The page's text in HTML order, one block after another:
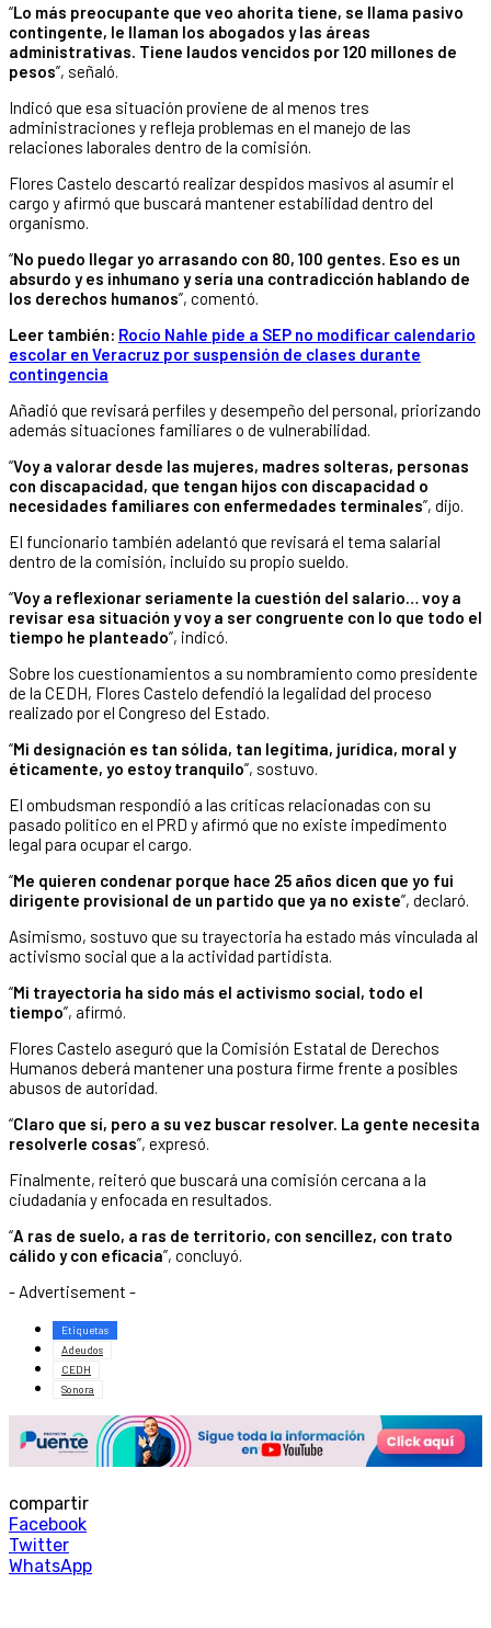
“Lo más preocupante que veo ahorita tiene, se llama pasivo
contingente, le llaman los abogados y las áreas
administrativas. Tiene laudos vencidos por 120 millones de
pesos”, señaló.
Indicó que esa situación proviene de al menos tres
administraciones y refleja problemas en el manejo de las
relaciones laborales dentro de la comisión.
Flores Castelo descartó realizar despidos masivos al asumir el
cargo y afirmó que buscará mantener estabilidad dentro del
organismo.
“No puedo llegar yo arrasando con 80, 100 gentes. Eso es un
absurdo y es inhumano y sería una contradicción hablando de
los derechos humanos”, comentó.
Leer también: Rocío Nahle pide a SEP no modificar calendario
escolar en Veracruz por suspensión de clases durante
contingencia
Añadió que revisará perfiles y desempeño del personal, priorizando
además situaciones familiares o de vulnerabilidad.
“Voy a valorar desde las mujeres, madres solteras, personas
con discapacidad, que tengan hijos con discapacidad o
necesidades familiares con enfermedades terminales”, dijo.
El funcionario también adelantó que revisará el tema salarial
dentro de la comisión, incluido su propio sueldo.
“Voy a reflexionar seriamente la cuestión del salario… voy a
revisar esa situación y voy a ser congruente con lo que todo el
tiempo he planteado”, indicó.
Sobre los cuestionamientos a su nombramiento como presidente
de la CEDH, Flores Castelo defendió la legalidad del proceso
realizado por el Congreso del Estado.
“Mi designación es tan sólida, tan legítima, jurídica, moral y
éticamente, yo estoy tranquilo”, sostuvo.
El ombudsman respondió a las críticas relacionadas con su
pasado político en el PRD y afirmó que no existe impedimento
legal para ocupar el cargo.
“Me quieren condenar porque hace 25 años dicen que yo fui
dirigente provisional de un partido que ya no existe”, declaró.
Asimismo, sostuvo que su trayectoria ha estado más vinculada al
activismo social que a la actividad partidista.
“Mi trayectoria ha sido más el activismo social, todo el
tiempo”, afirmó.
Flores Castelo aseguró que la Comisión Estatal de Derechos
Humanos deberá mantener una postura firme frente a posibles
abusos de autoridad.
“Claro que sí, pero a su vez buscar resolver. La gente necesita
resolverle cosas”, expresó.
Finalmente, reiteró que buscará una comisión cercana a la
ciudadanía y enfocada en resultados.
“A ras de suelo, a ras de territorio, con sencillez, con trato
cálido y con eficacia”, concluyó.
- Advertisement -
Etiquetas
Adeudos
CEDH
Sonora
compartir
Facebook
Twitter
WhatsApp